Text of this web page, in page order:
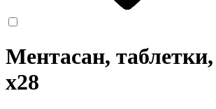
Ментасан,
x28